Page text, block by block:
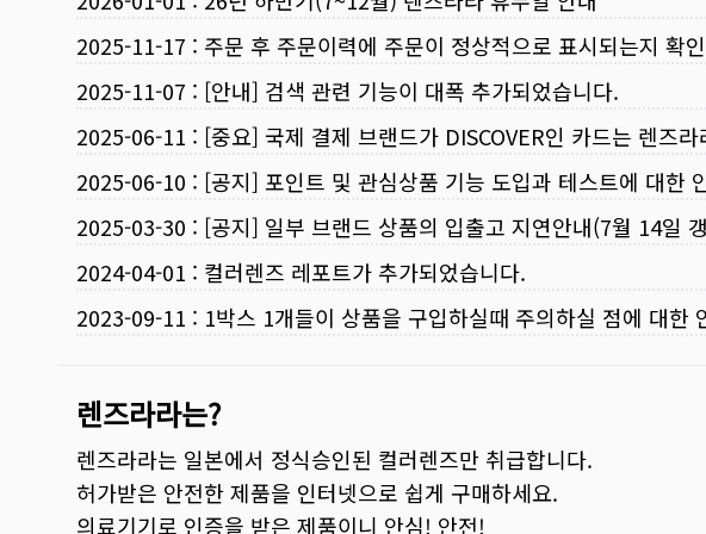
2025-11-17 : 주문 후 주문이력에 주문이 정상적으로 표시되는지 확
2025-11-07 : [안내] 검색 관련 기능이 대폭 추가되었습니다.
2025-06-11 : [중요] 국제 결제 브랜드가 DISCOVER인 카드는 렌즈
2025-06-10 : [공지] 포인트 및 관심상품 기능 도입과 테스트에 대한
2025-03-30 : [공지] 일부 브랜드 상품의 입출고 지연안내(7월 14일
2024-04-01 : 컬러렌즈 레포트가 추가되었습니다.
2023-09-11 : 1박스 1개들이 상품을 구입하실때 주의하실 점에 대한
렌즈라라는?
렌즈라라는 일본에서 정식승인된 컬러렌즈만 취급합니다.
허가받은 안전한 제품을 인터넷으로 쉽게 구매하세요.
의료기기로 인증을 받은 제품이니 안심! 안전!